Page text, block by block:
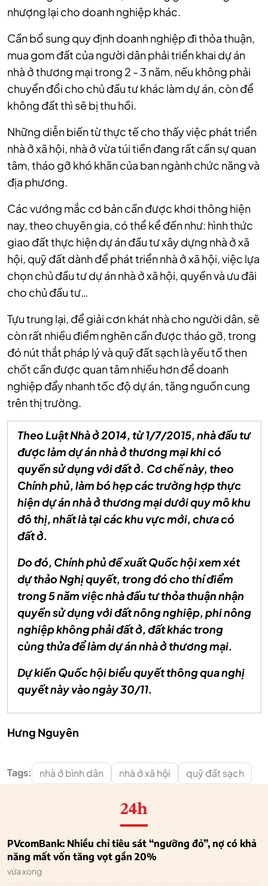
nhượng lại cho doanh nghiệp khác.
Cần bổ sung quy định doanh nghiệp đi thỏa thuận,
mua gom đất của người dân phải triển khai dự án
nhà ở thương mại trong 2 - 3 năm, nếu không phải
chuyển đổi cho chủ đầu tư khác làm dự án, còn để
không đất thì sẽ bị thu hồi.
Những diễn biến từ thực tế cho thấy việc phát triển
nhà ở xã hội, nhà ở vừa túi tiền đang rất cần sự quan
tâm, tháo gỡ khó khăn của ban ngành chức năng và
địa phương.
Các vướng mắc cơ bản cần được khơi thông hiện
nay, theo chuyên gia, có thể kể đến như: hình thức
giao đất thực hiện dự án đầu tư xây dựng nhà ở xã
hội, quỹ đất dành để phát triển nhà ở xã hội, việc lựa
chọn chủ đầu tư dự án nhà ở xã hội, quyền và ưu đãi
cho chủ đầu tư…
Tựu trung lại, để giải cơn khát nhà cho người dân, sẽ
còn rất nhiều điểm nghẽn cần được tháo gỡ, trong
đó nút thắt pháp lý và quỹ đất sạch là yếu tố then
chốt cần được quan tâm nhiều hơn để doanh
nghiệp đẩy nhanh tốc độ dự án, tăng nguồn cung
trên thị trường.
Theo Luật Nhà ở 2014, từ 1/7/2015, nhà đầu tư
được làm dự án nhà ở thương mại khi có
quyền sử dụng với đất ở. Cơ chế này, theo
Chính phủ, làm bó hẹp các trường hợp thực
hiện dự án nhà ở thương mại dưới quy mô khu
đô thị, nhất là tại các khu vực mới, chưa có
đất ở.
Do đó, Chính phủ đề xuất Quốc hội xem xét
dự thảo Nghị quyết, trong đó cho thí điểm
trong 5 năm việc nhà đầu tư thỏa thuận nhận
quyền sử dụng với đất nông nghiệp, phi nông
nghiệp không phải đất ở, đất khác trong
cùng thửa để làm dự án nhà ở thương mại.
Dự kiến Quốc hội biểu quyết thông qua nghị
quyết này vào ngày 30/11.
Hưng Nguyên
Tags: nhà ở bình dân nhà ở xã hội quỹ đất sạch
24h
PVcomBank: Nhiều chỉ tiêu sát “ngưỡng đỏ”, nợ có khả
năng mất vốn tăng vọt gần 20%
vừa xong